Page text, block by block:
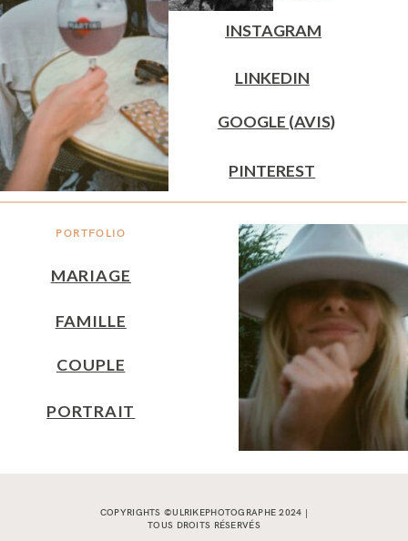
PORTFOLIO
MARIAGE
INSTAGRAM
GOOGLE (AVIS)
FAMILLE
PINTEREST
COUPLE
LINKEDIN
PORTRAIT
COPYRIGHTS ©ULRIKEPHOTOGRAPHE 2024 |
TOUS DROITS RÉSERVÉS